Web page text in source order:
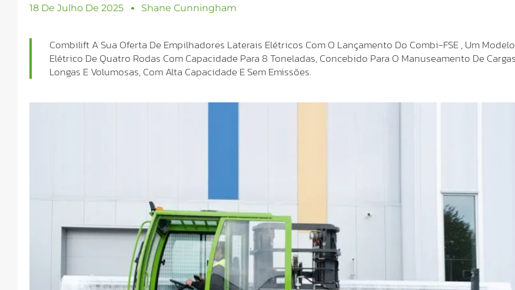
18 De Julho De 2025 Shane Cunningham
Combilift A Sua Oferta De Empilhadores Laterais Elétricos Com O Lançamento Do Combi-FSE , Um Modelo
Elétrico De Quatro Rodas Com Capacidade Para 8 Toneladas, Concebido Para O Manuseamento De Cargas
Longas E Volumosas, Com Alta Capacidade E Sem Emissões.